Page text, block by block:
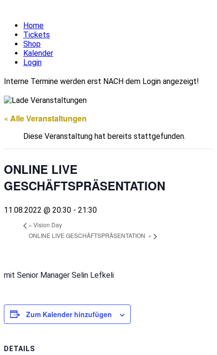
Home
Tickets
Shop
Kalender
Login
Interne Termine werden erst NACH dem Login angezeigt!
« Alle Veranstaltungen
Diese Veranstaltung hat bereits stattgefunden.
ONLINE LIVE
GESCHÄFTSPRÄSENTATION
11.08.2022 @ 20:30 - 21:30
« Vision Day
ONLINE LIVE GESCHÄFTSPRÄSENTATION »
mit Senior Manager Selin Lefkeli
Zum Kalender hinzufügen
DETAILS